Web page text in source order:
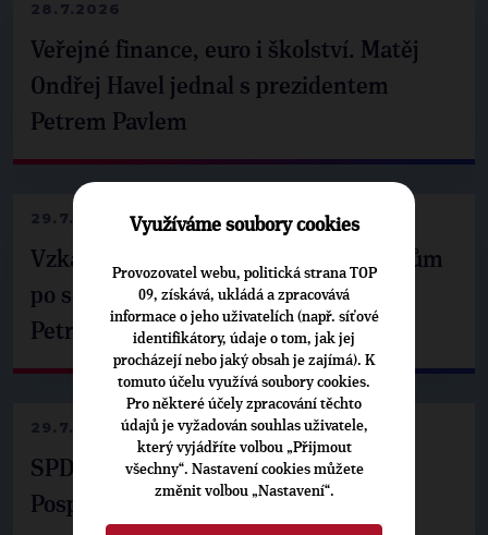
28.7.2026
Veřejné finance, euro i školství. Matěj
Ondřej Havel jednal s prezidentem
Petrem Pavlem
29.7.2026
Vzkaz Matěje Ondřeje Havla příznivcům
po setkání s prezidentem republiky
Petrem Pavlem
29.7.2026
SPD už není ve zprávě o extremismu.
Pospíšil: Je tu pachuť
Využíváme soubory cookies
Provozovatel webu, politická strana TOP
09, získává, ukládá a zpracovává
informace o jeho uživatelích (např. síťové
identifikátory, údaje o tom, jak jej
procházejí nebo jaký obsah je zajímá). K
tomuto účelu využívá soubory cookies.
Pro některé účely zpracování těchto
údajů je vyžadován souhlas uživatele,
který vyjádříte volbou „Přijmout
všechny“. Nastavení cookies můžete
změnit volbou „Nastavení“.